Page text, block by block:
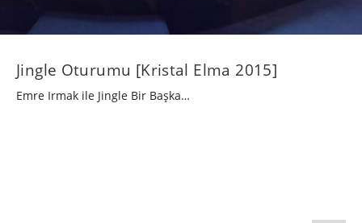
Jingle Oturumu [Kristal Elma 2015]
Emre Irmak ile Jingle Bir Başka…